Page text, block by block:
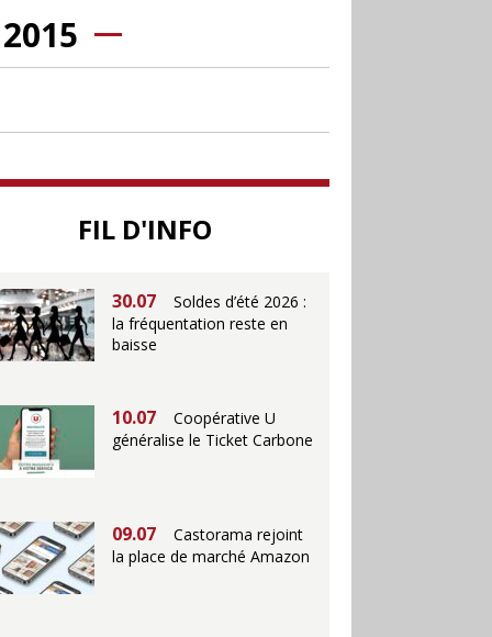
FIL D'INFO
25.06
Action ouvre un
30.07
Soldes d’été 2026 :
la fréquentation reste en
baisse
10.07
Coopérative U
généralise le Ticket Carbone
09.07
Castorama rejoint
la place de marché Amazon